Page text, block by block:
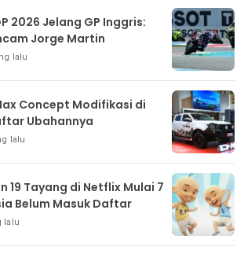
2026 Jelang GP Inggris:
Jorge Martin
lalu
Concept Modifikasi di
Ubahannya
lalu
19 Tayang di Netflix Mulai 7
Belum Masuk Daftar
lalu